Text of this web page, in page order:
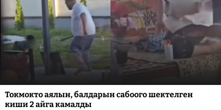
Токмокто аялын, балдарын сабоого шектелген
киши 2 айга камалды